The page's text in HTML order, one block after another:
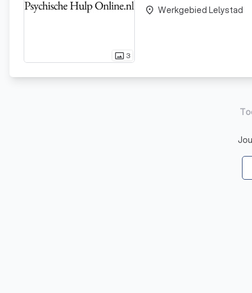
photo_size_select_actual 3
helder g
place Werkgebied Lelystad